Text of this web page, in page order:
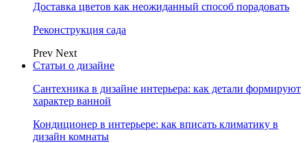
Доставка цветов как неожиданный способ порадовать
Реконструкция сада
Prev Next
Статьи о дизайне
Сантехника в дизайне интерьера: как детали формируют
характер ванной
Кондиционер в интерьере: как вписать климатику в
дизайн комнаты